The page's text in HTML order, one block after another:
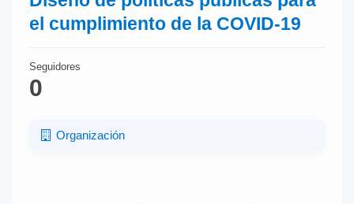
el cumplimiento de la COVID-19
Seguidores
0
Organización